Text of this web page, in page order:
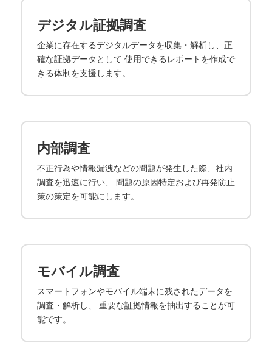
デジタル証拠調査
企業に存在するデジタルデータを収集・解析し、正
確な証拠データとして 使用できるレポートを作成で
きる体制を支援します。
内部調査
不正行為や情報漏洩などの問題が発生した際、社内
調査を迅速に行い、 問題の原因特定および再発防止
策の策定を可能にします。
モバイル調査
スマートフォンやモバイル端末に残されたデータを
調査・解析し、 重要な証拠情報を抽出することが可
能です。